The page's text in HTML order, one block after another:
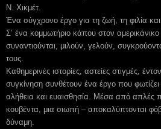
Ν. Χικμέτ.
Ένα σύγχρονο έργο για τη ζωή, τη φιλία
Σ’ ένα κομμωτήριο κάπου στον αμερικάνικο
συναντιούνται, μιλούν, γελούν,
τους.
Καθημερινές ιστορίες, αστείες στιγμές,
συγκίνηση συνθέτουν ένα έργο που
αλήθεια και ευαισθησία. Μέσα από απλές
κουβέντα, μια σιωπή – αποκαλύπτονται
δύναμη.